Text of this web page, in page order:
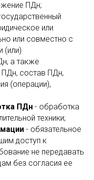
ПДн;
или
или совместно с
(или)
а также
состав ПДн,
(операции),
ПДн - обработка
техники;
- обязательное
доступ к
не передавать
без согласия ее